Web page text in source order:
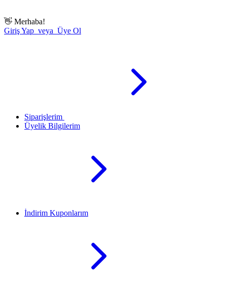
👋 Merhaba!
Giriş Yap veya Üye Ol
Siparişlerim
Üyelik Bilgilerim
İndirim Kuponlarım